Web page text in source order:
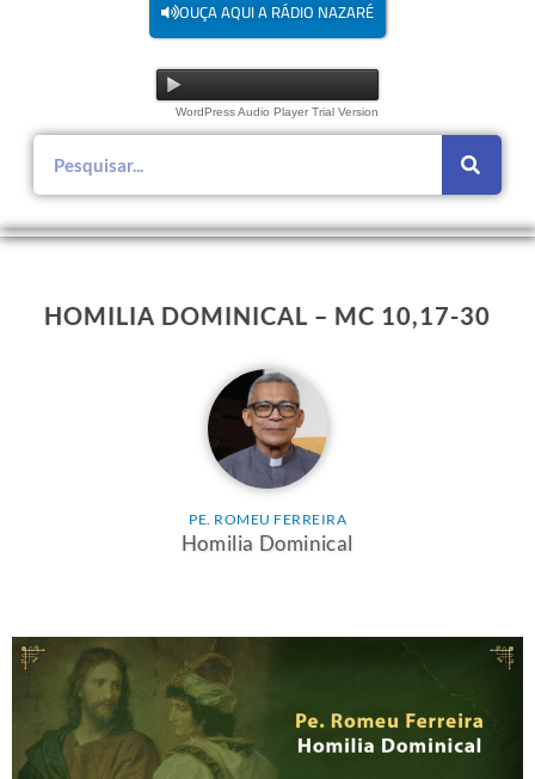
OUÇA AQUI A RÁDIO NAZARÉ
WordPress Audio Player Trial Version
HOMILIA DOMINICAL – MC 10,17-30
PE. ROMEU FERREIRA
Homilia Dominical